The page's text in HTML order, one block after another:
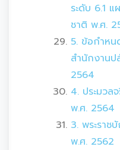
ระดับ 6.1
ชาติ พ.ศ.
5. ข้อกำหน
สำนักงาน
2564
4. ประมวล
พ.ศ. 2564
3. พระรา
พ.ศ. 2562